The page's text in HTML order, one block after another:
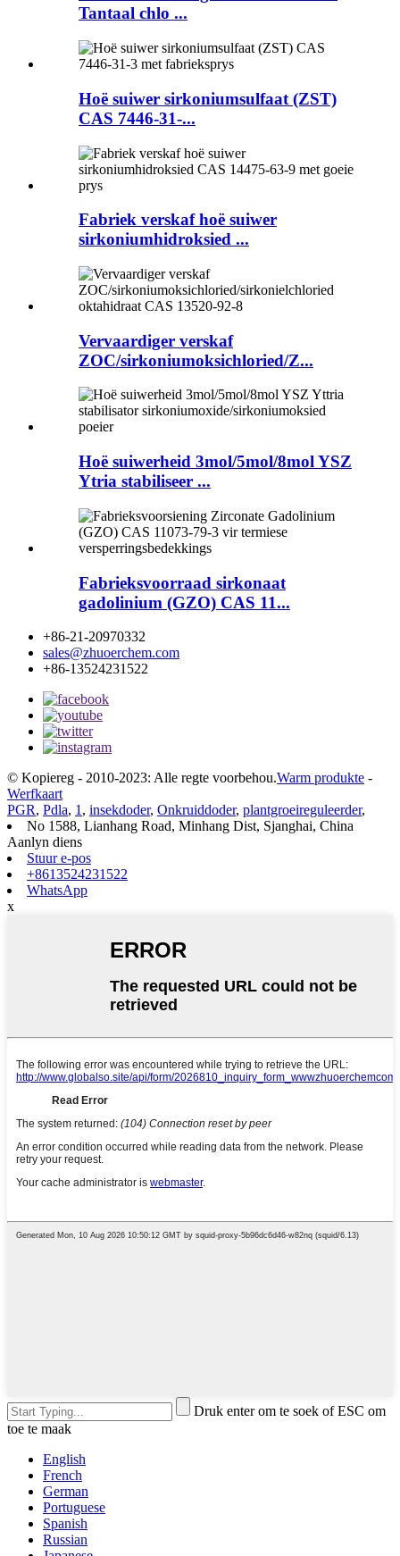
Tantaal chlo ...
Hoë suiwer sirkoniumsulfaat (ZST)
CAS 7446-31-...
Fabriek verskaf hoë suiwer
sirkoniumhidroksied ...
Vervaardiger verskaf
ZOC/sirkoniumoksichloried/Z...
Hoë suiwerheid 3mol/5mol/8mol YSZ
Ytria stabiliseer ...
Fabrieksvoorraad sirkonaat
gadolinium (GZO) CAS 11...
+86-21-20970332
sales@zhuoerchem.com
+86-13524231522
© Kopiereg - 2010-2023: Alle regte voorbehou.Warm produkte -
Werfkaart
PGR, Pdla, 1 , insekdoder, Onkruiddoder, plantgroeireguleerder,
No 1588, Lianhang Road, Minhang Dist, Sjanghai, China
Aanlyn diens
Stuur e-pos
+8613524231522
WhatsApp
x
Druk enter om te soek of ESC om
toe te maak
English
French
German
Portuguese
Spanish
Russian